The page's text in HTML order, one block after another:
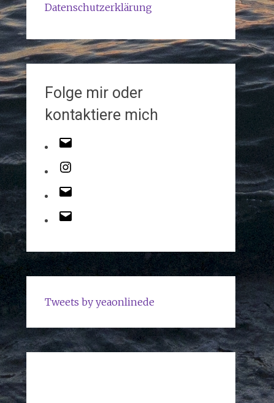
Datenschutzerklärung
Folge mir oder
kontaktiere mich
Tweets by yeaonlinede